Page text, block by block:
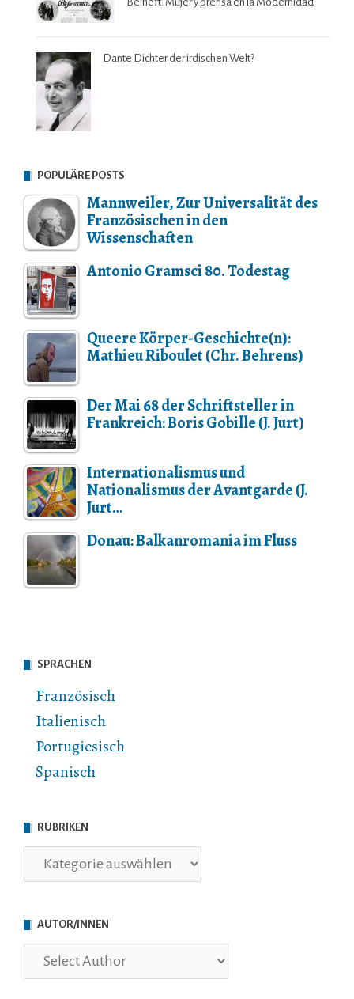
Dante Dichter der irdischen Welt?
POPULÄRE POSTS
Mannweiler, Zur Universalität des
Französischen in den
Wissenschaften
Antonio Gramsci 80. Todestag
Queere Körper-Geschichte(n):
Mathieu Riboulet (Chr. Behrens)
Der Mai 68 der Schriftsteller in
Frankreich: Boris Gobille (J. Jurt)
Internationalismus und
Nationalismus der Avantgarde (J.
Jurt…
Donau: Balkanromania im Fluss
SPRACHEN
Französisch
Italienisch
Portugiesisch
Spanisch
RUBRIKEN
Rubriken
AUTOR/INNEN